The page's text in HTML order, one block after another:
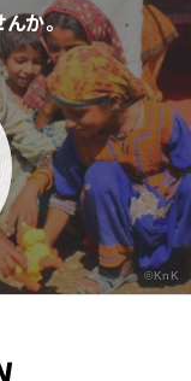
か。
©KnK